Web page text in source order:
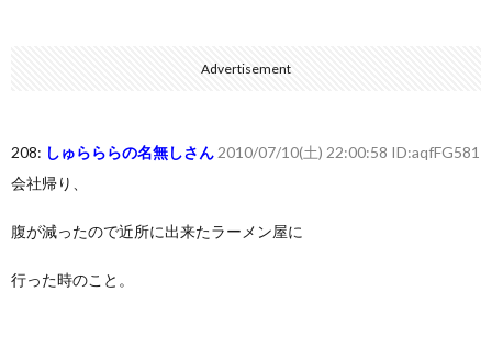
Advertisement
208: しゅらららの名無しさん 2010/07/10(土) 22:00:58 ID:aqfFG581
会社帰り、
腹が減ったので近所に出来たラーメン屋に
行った時のこと。